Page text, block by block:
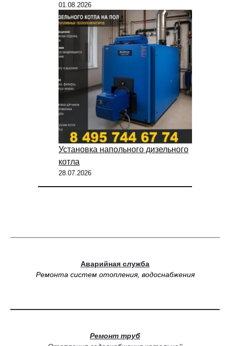
01.08.2026
Установка напольного дизельного
котла
28.07.2026
Аварийная служба
Ремонта систем отопления, водоснабжения
Ремонт труб